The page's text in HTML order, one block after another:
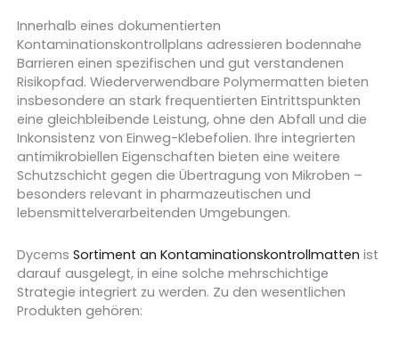
Innerhalb eines dokumentierten
Kontaminationskontrollplans adressieren bodennahe
Barrieren einen spezifischen und gut verstandenen
Risikopfad. Wiederverwendbare Polymermatten bieten
insbesondere an stark frequentierten Eintrittspunkten
eine gleichbleibende Leistung, ohne den Abfall und die
Inkonsistenz von Einweg-Klebefolien. Ihre integrierten
antimikrobiellen Eigenschaften bieten eine weitere
Schutzschicht gegen die Übertragung von Mikroben –
besonders relevant in pharmazeutischen und
lebensmittelverarbeitenden Umgebungen.
Dycems Sortiment an Kontaminationskontrollmatten ist
darauf ausgelegt, in eine solche mehrschichtige
Strategie integriert zu werden. Zu den wesentlichen
Produkten gehören: